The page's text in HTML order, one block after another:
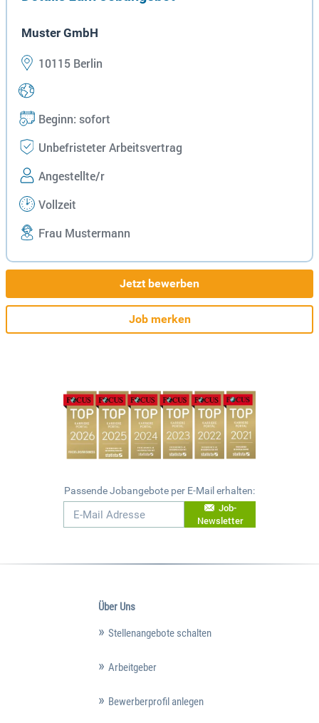
Muster GmbH
10115 Berlin
Beginn: sofort
Unbefristeter Arbeitsvertrag
Angestellte/r
Vollzeit
Frau Mustermann
Jetzt bewerben
Job merken
Passende Jobangebote per E-Mail erhalten:
Job-
Newsletter
Über Uns
Stellenangebote schalten
Arbeitgeber
Bewerberprofil anlegen